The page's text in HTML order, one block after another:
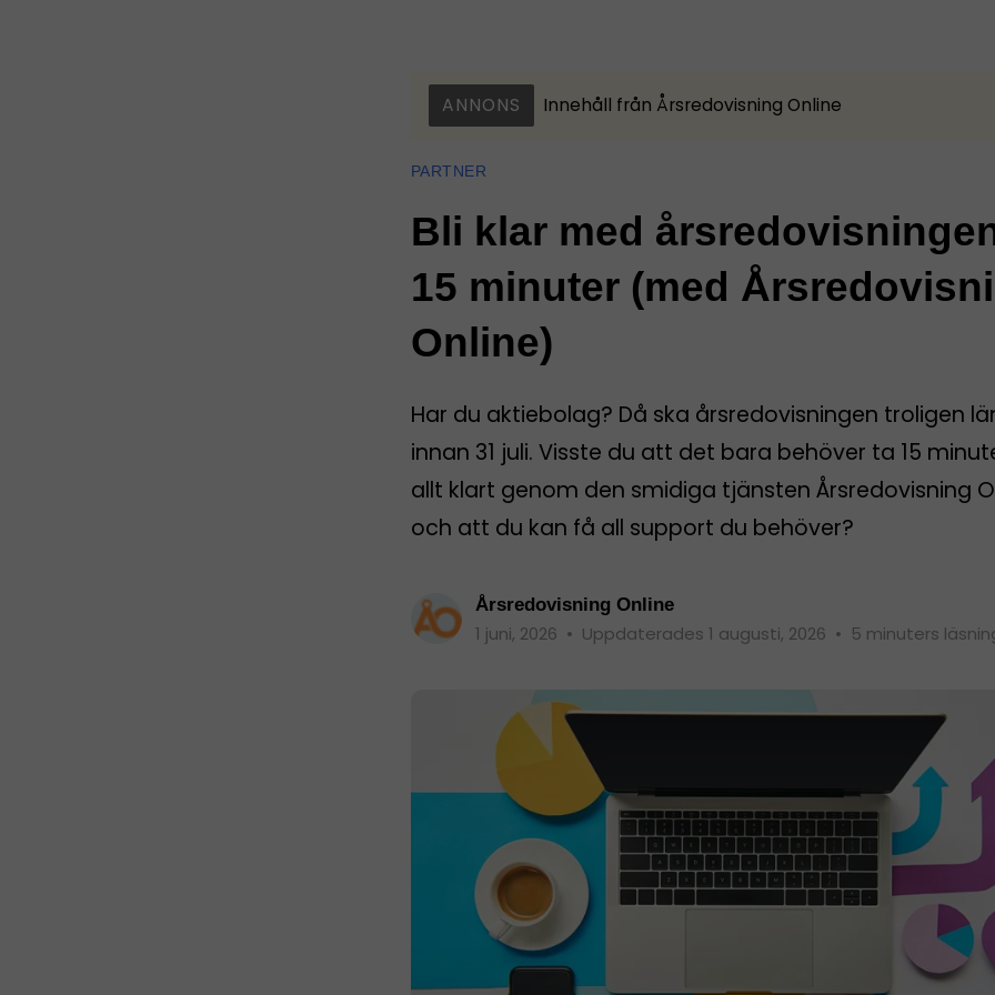
ANNONS Innehåll från Årsredovisning Online
PARTNER
Bli klar med
15 minuter (med
Online)
Har du aktiebolag? Då ska årsredovisningen troligen
innan 31 juli. Visste du att det bara behöver ta 15
allt klart genom den smidiga tjänsten Årsredovisning
och att du kan få all support du behöver?
Årsredovisning Online
1 juni, 2026 • Uppdaterades 1 augusti, 2026 • 5 minuters